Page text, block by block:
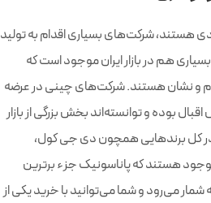
هستند، شرکت‌‌های بسیاری اقدام به تولید
هم در بازار ایران موجود است که
و نشان هستند. شرکت‌های چینی در عرضه
بوده و توانسته‌اند بخش بزرگی از بازار
کل برندهایی همچون دی جی کول،
هستند که پاناسونیک جزء برترین
می‌رود و شما می‌توانید با خرید یکی از